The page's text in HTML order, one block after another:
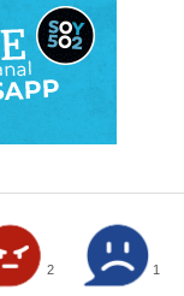
2 1